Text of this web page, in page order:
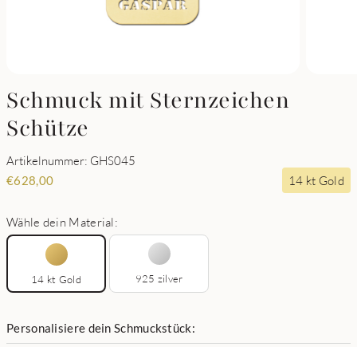
Schmuck mit Sternzeichen
Schütze
Artikelnummer: GHS045
€628,00 14 kt Gold
Wähle dein Material:
14 kt Gold 925 zilver
Personalisiere dein Schmuckstück: